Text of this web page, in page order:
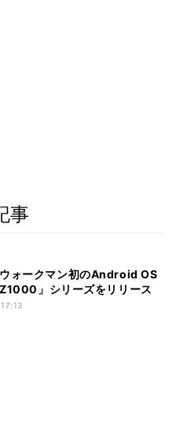
事
ォークマン初のAndroid OS
」シリーズをリリース